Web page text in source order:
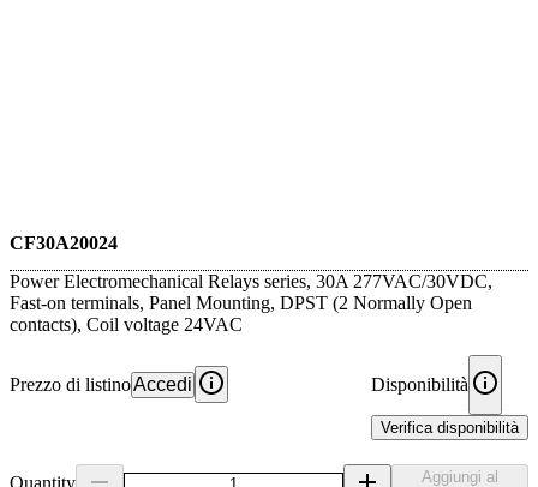
CF30A20024
Power Electromechanical Relays series, 30A 277VAC/30VDC,
Fast-on terminals, Panel Mounting, DPST (2 Normally Open
contacts), Coil voltage 24VAC
Prezzo di listinoAccedi Disponibilità
Verifica disponibilità
Aggiungi al